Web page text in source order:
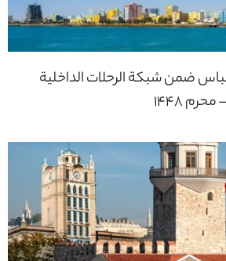
ضمن شبكة الرحلات الداخلية
1448